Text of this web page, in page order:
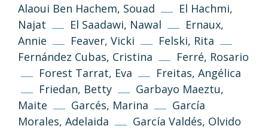
Alaoui Ben Hachem, Souad
El Hachmi,
Najat
El Saadawi, Nawal
Ernaux,
Annie
Feaver, Vicki
Felski, Rita
Fernández Cubas, Cristina
Ferré, Rosario
Forest Tarrat, Eva
Freitas, Angélica
Friedan, Betty
Garbayo Maeztu,
Maite
Garcés, Marina
García
Morales, Adelaida
García Valdés, Olvido